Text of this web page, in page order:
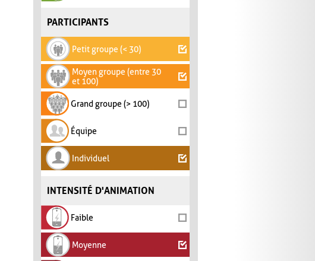
PARTICIPANTS
Petit groupe (< 30)
Moyen groupe (entre 30
et 100)
Grand groupe (> 100)
Équipe
Individuel
INTENSITÉ D'ANIMATION
Faible
Moyenne